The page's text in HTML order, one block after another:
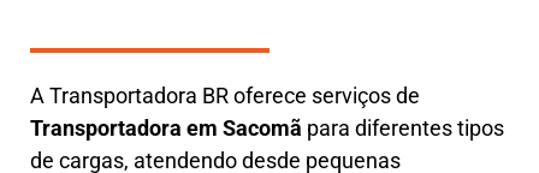
A Transportadora BR oferece serviços de
Transportadora em Sacomã para diferentes tipos
de cargas, atendendo desde pequenas